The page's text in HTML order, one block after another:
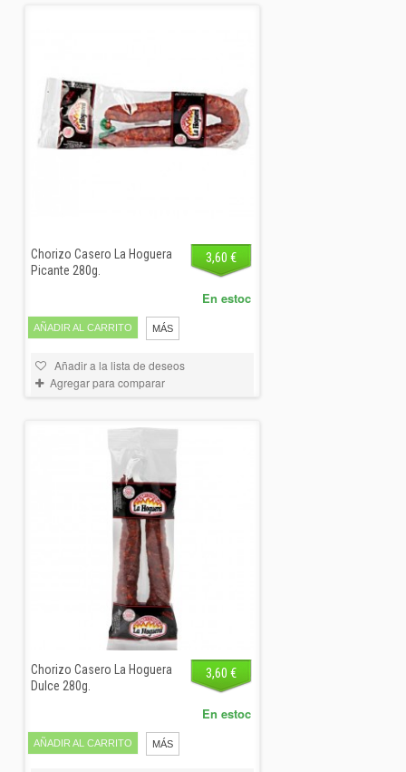
Chorizo Casero La Hoguera
Picante 280g.
3,60 €
AÑADIR AL CARRITO MÁS
En estoc
Añadir a la lista de deseos
Agregar para comparar
Chorizo Casero La Hoguera
Dulce 280g.
3,60 €
AÑADIR AL CARRITO MÁS
En estoc